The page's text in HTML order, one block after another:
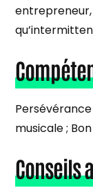
Persévérance
musicale ;
Conseils